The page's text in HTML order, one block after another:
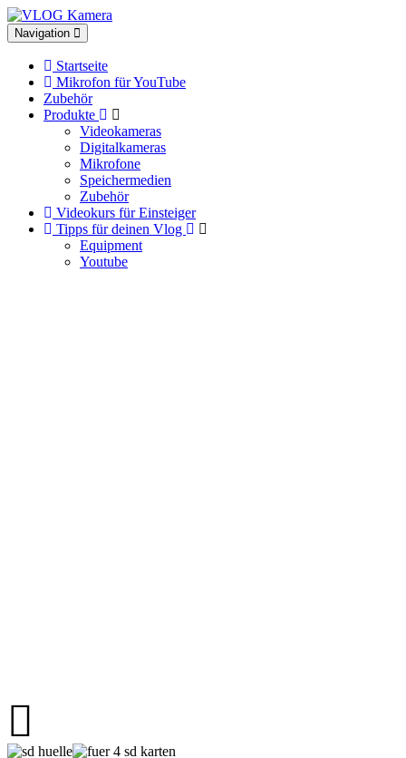
Toggle
navigation
Navigation
Startseite
Mikrofon für YouTube
Zubehör
Produkte
Videokameras
Digitalkameras
Mikrofone
Speichermedien
Zubehör
Videokurs für Einsteiger
Tipps für deinen Vlog
Equipment
Youtube